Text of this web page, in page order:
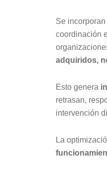
Se
coordinación
adquiridos,
Esto genera
retrasan,
intervención
La